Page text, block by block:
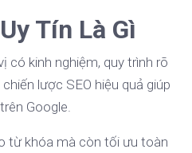
Tín Là Gì
có kinh nghiệm, quy trình rõ
lược SEO hiệu quả giúp
Google.
từ khóa mà còn tối ưu toàn